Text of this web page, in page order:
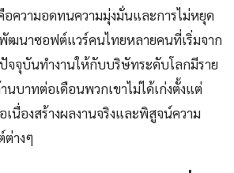
ความอดทนความมุ่งมั่นและการไม่หยุด
ฒนาซอฟต์แวร์คนไทยหลายคนที่เริ่มจาก
ปัจจุบันทำงานให้กับบริษัทระดับโลกมีราย
บาทต่อเดือนพวกเขาไม่ได้เก่งตั้งแต่
เนื่องสร้างผลงานจริงและพิสูจน์ความ
ต่างๆ